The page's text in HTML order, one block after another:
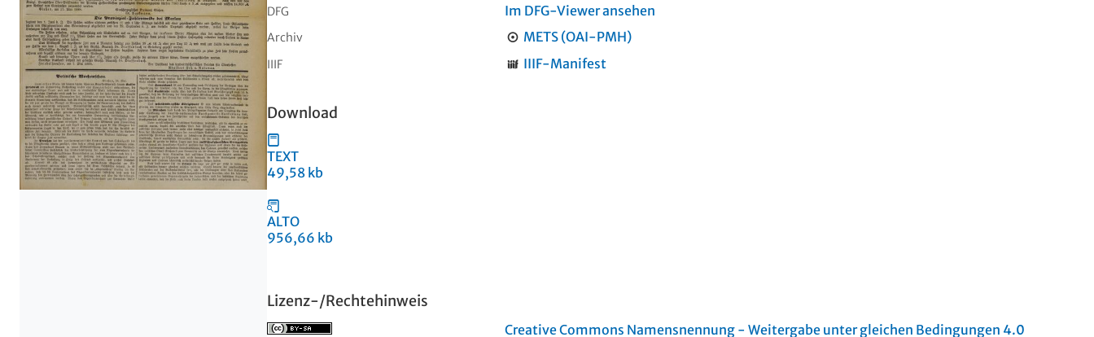
DFG Im DFG-Viewer ansehen
Archiv METS (OAI-PMH)
IIIF IIIF-Manifest
Download
TEXT
49,58 kb
ALTO
956,66 kb
Lizenz-/Rechtehinweis
Creative Commons Namensnennung - Weitergabe unter gleichen Bedingungen 4.0